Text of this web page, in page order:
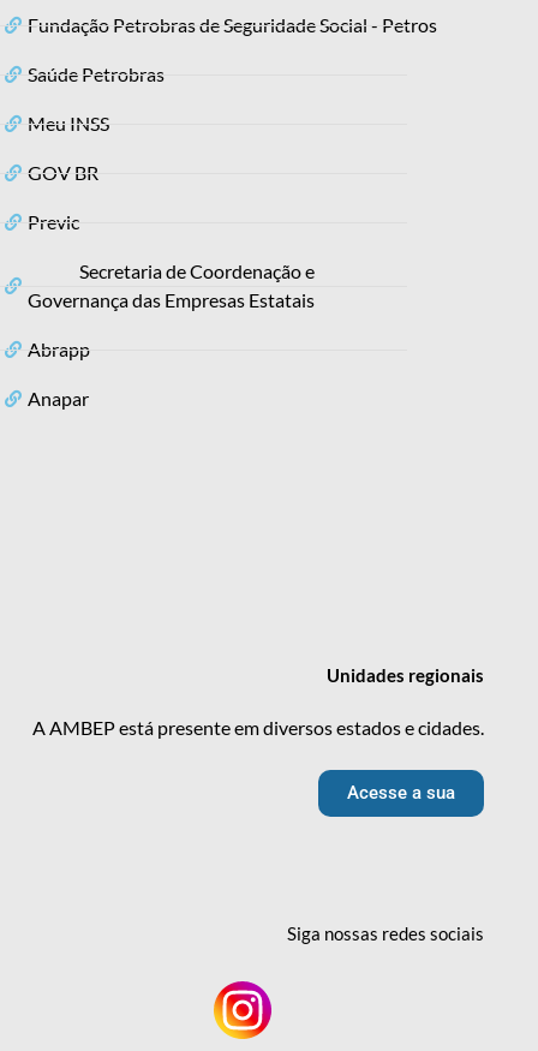
Fundação Petrobras de Seguridade Social - Petros
Saúde Petrobras
Meu INSS
GOV BR
Previc
Secretaria de Coordenação e
Governança das Empresas Estatais
Abrapp
Anapar
Unidades regionais
A AMBEP está presente em diversos estados e cidades.
Acesse a sua
Siga nossas redessociais